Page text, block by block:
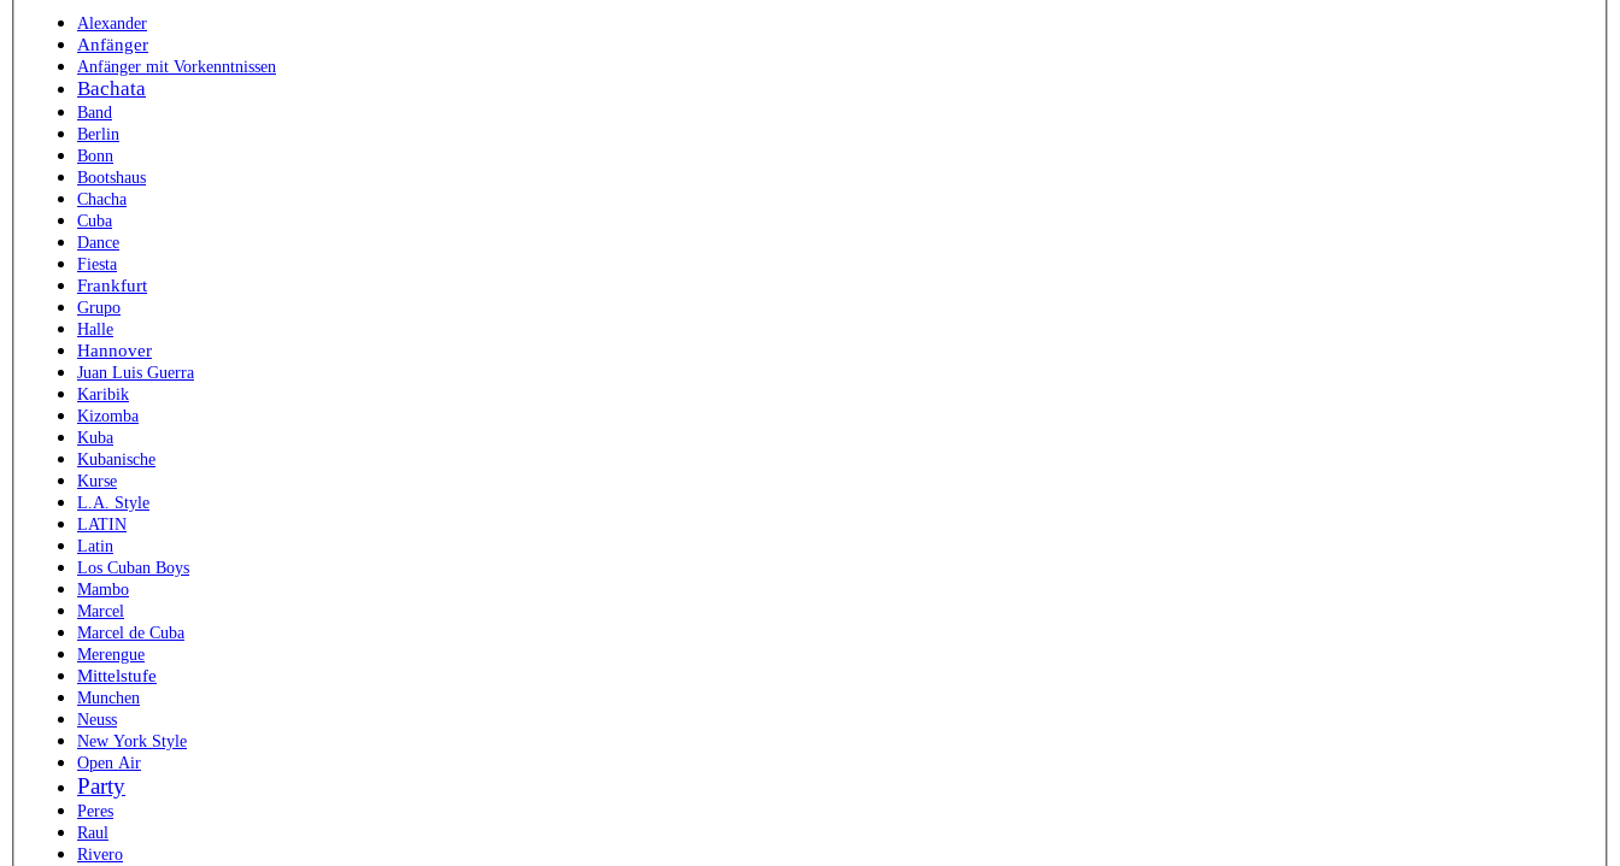
Alexander
Anfänger
Anfänger mit Vorkenntnissen
Bachata
Band
Berlin
Bonn
Bootshaus
Chacha
Cuba
Dance
Fiesta
Frankfurt
Grupo
Halle
Hannover
Juan Luis Guerra
Karibik
Kizomba
Kuba
Kubanische
Kurse
L.A. Style
LATIN
Latin
Los Cuban Boys
Mambo
Marcel
Marcel de Cuba
Merengue
Mittelstufe
Munchen
Neuss
New York Style
Open Air
Party
Peres
Raul
Rivero